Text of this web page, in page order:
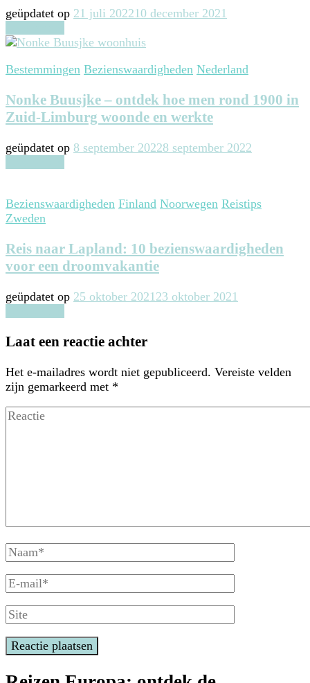
geüpdatet op 21 juli 202210 december 2021
Bestemmingen Bezienswaardigheden Nederland
Nonke Buusjke – ontdek hoe men rond 1900 in
Zuid-Limburg woonde en werkte
geüpdatet op 8 september 20228 september 2022
Bezienswaardigheden Finland Noorwegen Reistips
Zweden
Reis naar Lapland: 10 bezienswaardigheden
voor een droomvakantie
geüpdatet op 25 oktober 202123 oktober 2021
Laat een reactie achter
Het e-mailadres wordt niet gepubliceerd. Vereiste velden
zijn gemarkeerd met *